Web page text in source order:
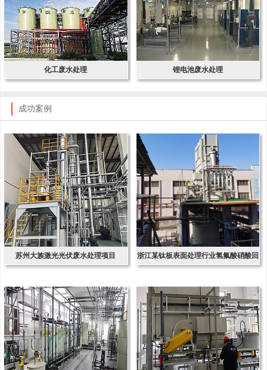
化工废水处理 锂电池废水处理
成功案例
苏州大族激光光伏废水处理项目 浙江某钛板表面处理行业氢氟酸硝酸回